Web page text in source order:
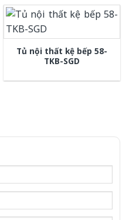
Tủ nội thất kệ bếp 58-
TKB-SGD